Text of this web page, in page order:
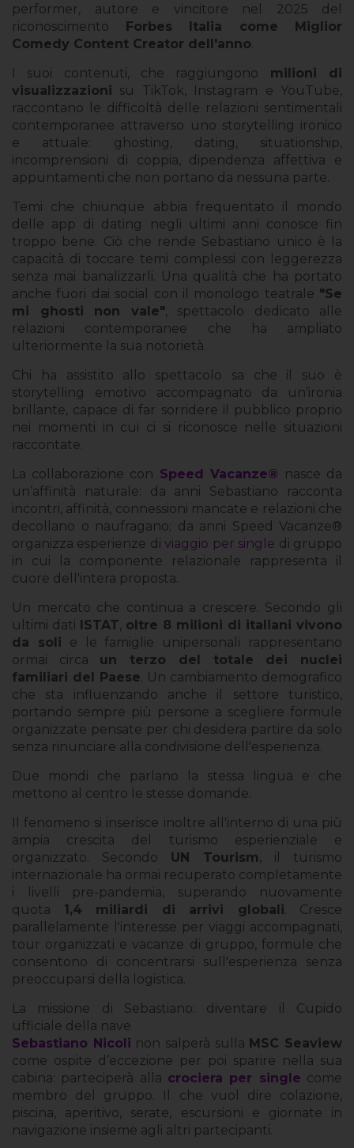
performer, autore e vincitore nel 2025 del
riconoscimento Forbes Italia come Miglior
Comedy Content Creator dell'anno.
I suoi contenuti, che raggiungono milioni di
visualizzazioni su TikTok, Instagram e YouTube,
raccontano le difficoltà delle relazioni sentimentali
contemporanee attraverso uno storytelling ironico
e attuale: ghosting, dating, situationship,
incomprensioni di coppia, dipendenza affettiva e
appuntamenti che non portano da nessuna parte.
Temi che chiunque abbia frequentato il mondo
delle app di dating negli ultimi anni conosce fin
troppo bene. Ciò che rende Sebastiano unico è la
capacità di toccare temi complessi con leggerezza
senza mai banalizzarli. Una qualità che ha portato
anche fuori dai social con il monologo teatrale "Se
mi ghosti non vale", spettacolo dedicato alle
relazioni contemporanee che ha ampliato
ulteriormente la sua notorietà.
Chi ha assistito allo spettacolo sa che il suo è
storytelling emotivo accompagnato da un’ironia
brillante, capace di far sorridere il pubblico proprio
nei momenti in cui ci si riconosce nelle situazioni
raccontate.
La collaborazione con Speed Vacanze® nasce da
un’affinità naturale: da anni Sebastiano racconta
incontri, affinità, connessioni mancate e relazioni che
decollano o naufragano; da anni Speed Vacanze®
organizza esperienze diviaggio per single di gruppo
in cui la componente relazionale rappresenta il
cuore dell'intera proposta.
Un mercato che continua a crescere. Secondo gli
ultimi dati ISTAT, oltre 8 milioni di italiani vivono
da soli e le famiglie unipersonali rappresentano
ormai circa un terzo del totale dei nuclei
familiari del Paese. Un cambiamento demografico
che sta influenzando anche il settore turistico,
portando sempre più persone a scegliere formule
organizzate pensate per chi desidera partire da solo
senza rinunciare alla condivisione dell'esperienza.
Due mondi che parlano la stessa lingua e che
mettono al centro le stesse domande.
Il fenomeno si inserisce inoltre all'interno di una più
ampia crescita del turismo esperienziale e
organizzato. Secondo UN Tourism, il turismo
internazionale ha ormai recuperato completamente
i livelli pre-pandemia, superando nuovamente
quota 1,4 miliardi di arrivi globali. Cresce
parallelamente l'interesse per viaggi accompagnati,
tour organizzati e vacanze di gruppo, formule che
consentono di concentrarsi sull'esperienza senza
preoccuparsi della logistica.
La missione di Sebastiano: diventare il Cupido
ufficiale della nave
Sebastiano Nicoli non salperà sulla MSC Seaview
come ospite d’eccezione per poi sparire nella sua
cabina: parteciperà alla crociera per single come
membro del gruppo. Il che vuol dire colazione,
piscina, aperitivo, serate, escursioni e giornate in
navigazione insieme agli altri partecipanti.